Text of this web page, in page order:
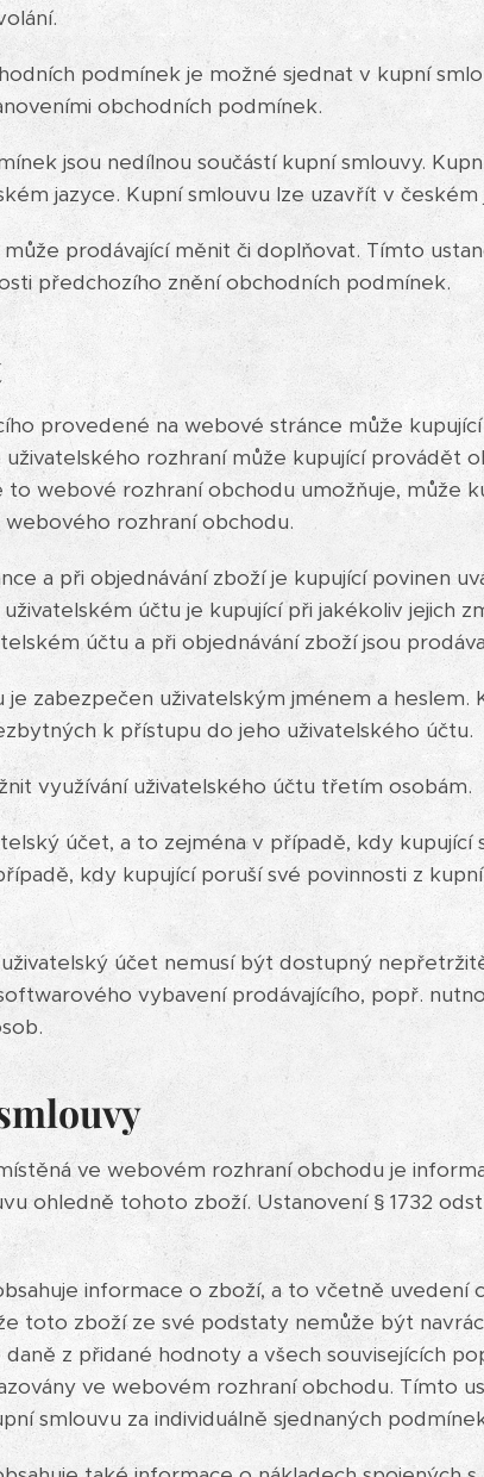
podmínek je možné sjednat v kupní
obchodních podmínek.
jsou nedílnou součástí kupní smlouvy.
jazyce. Kupní smlouvu lze uzavřít v českém
prodávající měnit či doplňovat. Tímto
předchozího znění obchodních podmínek.
provedené na webové stránce může
rozhraní může kupující provádět
to webové rozhraní obchodu umožňuje, může
rozhraní obchodu.
a při objednávání zboží je kupující povinen
účtu je kupující při jakékoliv jejich
účtu a při objednávání zboží jsou
zabezpečen uživatelským jménem a heslem.
k přístupu do jeho uživatelského účtu.
využívání uživatelského účtu třetím osobám.
účet, a to zejména v případě, kdy kupující
kdy kupující poruší své povinnosti z
účet nemusí být dostupný
vybavení prodávajícího, popř.
ve webovém rozhraní obchodu je
ohledně tohoto zboží. Ustanovení § 1732
informace o zboží, a to včetně uvedení
toto zboží ze své podstaty nemůže být
z přidané hodnoty a všech souvisejících
ve webovém rozhraní obchodu. Tímto
smlouvu za individuálně sjednaných